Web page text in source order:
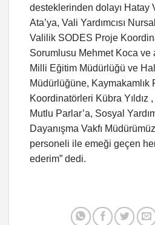
desteklerinden dolayı Hatay
Ata’ya, Vali Yardımcısı
Valilik SODES Proje
Sorumlusu Mehmet Koca ve
Milli Eğitim Müdürlüğü ve
Müdürlüğüne, Kaymakamlık
Koordinatörleri Kübra Yıldız
Mutlu Parlar’a, Sosyal
Dayanışma Vakfı
personeli ile emeği geçen
ederim” dedi.